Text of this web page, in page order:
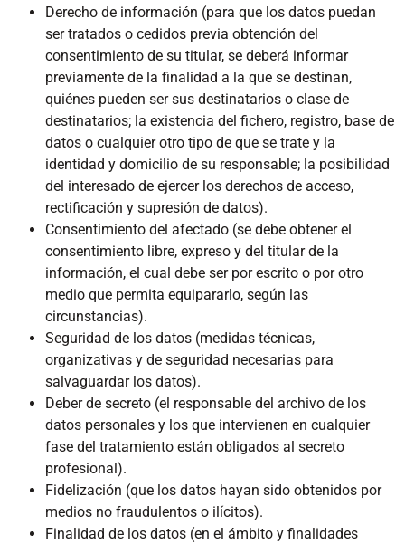
Derecho de información (para que los datos puedan
ser tratados o cedidos previa obtención del
consentimiento de su titular, se deberá informar
previamente de la finalidad a la que se destinan,
quiénes pueden ser sus destinatarios o clase de
destinatarios; la existencia del fichero, registro, base de
datos o cualquier otro tipo de que se trate y la
identidad y domicilio de su responsable; la posibilidad
del interesado de ejercer los derechos de acceso,
rectificación y supresión de datos).
Consentimiento del afectado (se debe obtener el
consentimiento libre, expreso y del titular de la
información, el cual debe ser por escrito o por otro
medio que permita equipararlo, según las
circunstancias).
Seguridad de los datos (medidas técnicas,
organizativas y de seguridad necesarias para
salvaguardar los datos).
Deber de secreto (el responsable del archivo de los
datos personales y los que intervienen en cualquier
fase del tratamiento están obligados al secreto
profesional).
Fidelización (que los datos hayan sido obtenidos por
medios no fraudulentos o ilícitos).
Finalidad de los datos (en el ámbito y finalidades